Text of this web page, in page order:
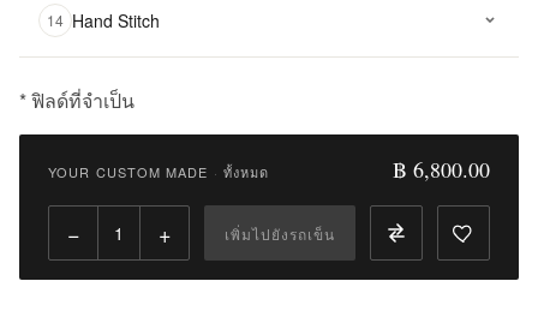
14 Hand Stitch
* ฟิลด์ที่จำเป็น
฿
Qty:
ไป
YOUR CUSTOM MADE · ทั้งหมด ฿ 6,800.00
− + เพิ่มไปยังรถเข็น